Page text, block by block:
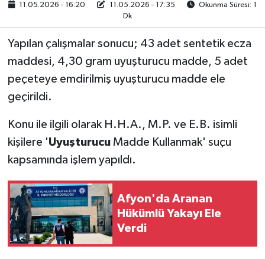
11.05.2026 - 16:20 11.05.2026 - 17:35
Okunma Süresi: 1
Dk
Yapılan çalışmalar sonucu; 43 adet sentetik ecza
maddesi, 4,30 gram uyuşturucu madde, 5 adet
peçeteye emdirilmiş uyuşturucu madde ele
geçirildi.
Konu ile ilgili olarak H.H.A., M.P. ve E.B. isimli
kişilere 'UyuşturucuMadde Kullanmak' suçu
kapsamında işlem yapıldı.
Afyon'da Aranan
Hükümlü Yakayı Ele
Verdi